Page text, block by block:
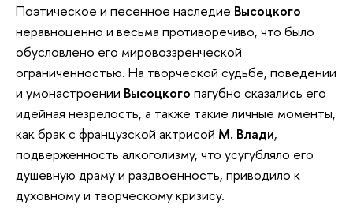
Поэтическое и песенное наследие Высоцкого
неравноценно и весьма противоречиво, что было
обусловлено его мировоззренческой
ограниченностью. На творческой судьбе, поведении
и умонастроении Высоцкого пагубно сказались его
идейная незрелость, а также такие личные моменты,
как брак с французской актрисой М. Влади,
подверженность алкоголизму, что усугубляло его
душевную драму и раздвоенность, приводило к
духовному и творческому кризису.